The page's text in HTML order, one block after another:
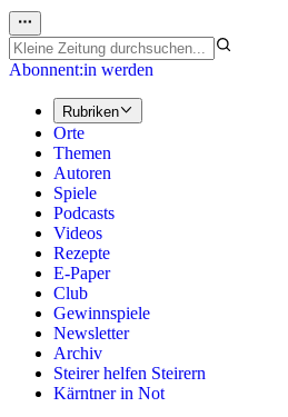
Abonnent:in werden
Rubriken
Orte
Themen
Autoren
Spiele
Podcasts
Videos
Rezepte
E-Paper
Club
Gewinnspiele
Newsletter
Archiv
Steirer helfen Steirern
Kärntner in Not